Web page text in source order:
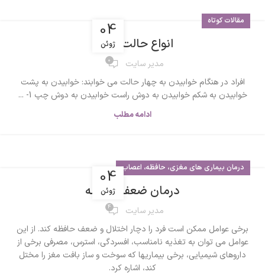
04
ژوئن
مقالات کوتاه
انواع حالت خواب
مدیر سایت 0
افراد در هنگام خوابیدن به چهار حالت می خوابند: خوابیدن به پشت
خوابیدن به شکم خوابیدن به دوش راست خوابیدن به دوش چپ 1- ...
ادامه مطلب
04
ژوئن
درمان بیماری های مغزی، حافظه، اعصاب
درمان ضعف حافظه
مدیر سایت 4
برخی عوامل ممکن است فرد را دچار اختلال و ضعف حافظه کند. از این
عوامل می توان به تغذیه نامناسب، افسردگی، استرس، مصرفی برخی از
داروهای شیمیایی، برخی بیماریها که سوخت و ساز بافت مغز را مختل
کند، اشاره کرد.